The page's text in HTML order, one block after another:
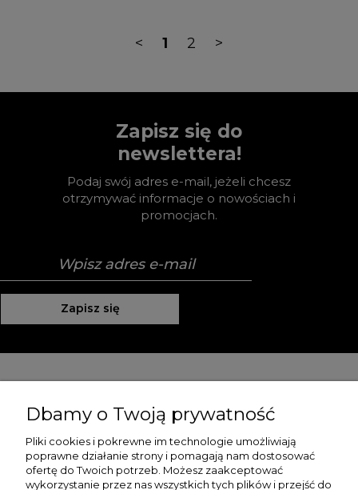
< 1 2 >
Zapisz się do
newslettera!
Podaj swój adres e-mail, jeżeli chcesz
otrzymywać informacje o nowościach i
promocjach.
Zapisz się
Moje konto
Płatności i dostawa
Dbamy o Twoją prywatność
Pliki cookies i pokrewne im technologie umożliwiają
poprawne działanie strony i pomagają nam dostosować
ofertę do Twoich potrzeb. Możesz zaakceptować
wykorzystanie przez nas wszystkich tych plików i przejść do